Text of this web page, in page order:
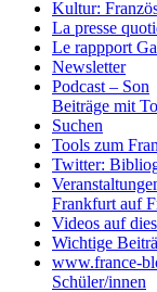
Kultur:
La presse
Le rappport
Newsletter
Podcast – Son
Beiträge mit
Suchen
Tools zum
Twitter:
Frankfurt auf
Videos auf
Wichtige
www.france-
Schüler/innen